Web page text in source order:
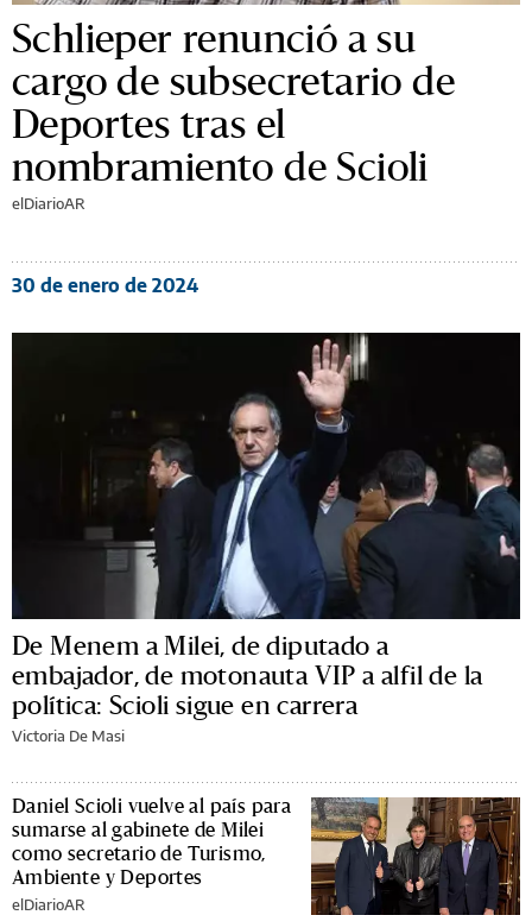
Schlieper renunció a su
cargo de subsecretario de
Deportes tras el
nombramiento de Scioli
elDiarioAR
30 de enero de 2024
De Menem a Milei, de diputado a
embajador, de motonauta VIP a alfil de la
política: Scioli sigue en carrera
Victoria De Masi
Daniel Scioli vuelve al país para
sumarse al gabinete de Milei
como secretario de Turismo,
Ambiente y Deportes
elDiarioAR